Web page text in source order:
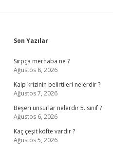
Sidebar
Son Yazılar
Sırpça merhaba ne ?
Ağustos 8, 2026
Kalp krizinin belirtileri nelerdir ?
Ağustos 7, 2026
Beşeri unsurlar nelerdir 5. sınıf ?
Ağustos 6, 2026
Kaç çeşit köfte vardır ?
Ağustos 5, 2026